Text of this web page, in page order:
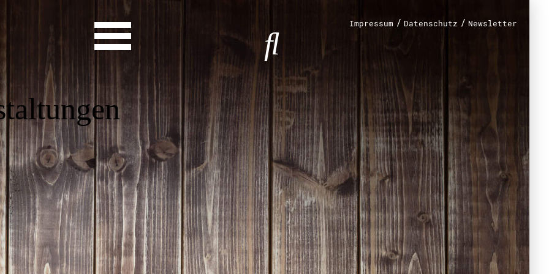
Start
Entdecke dein Ehrenamt
News
Veranstaltungen
Rückblicke
Newsletter
Die LandesEhrenamtsagentur
Publikationen
Ansprechpartner
Ehrenamt hat viele Gesichter
Finde dein Ehrenamt
Was steht an? Impressum / Datenschutz / Newsletter